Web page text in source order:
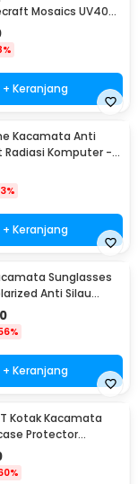
Mosaics UV400
+ Keranjang
Kacamata Anti
Radiasi Komputer -
+ Keranjang
Sunglasses
Anti Silau
KD156 - KD156
+ Keranjang
Kotak Kacamata
Protector
- JL-10028